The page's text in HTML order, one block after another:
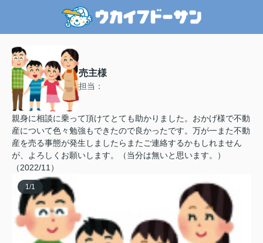
売主様
担当：
親身に相談に乗って頂けてとても助かりました。おかげ様で不動
産について色々勉強もできたので良かったです。万が一また不動
産を売る事態が発生しましたらまたご連絡するかもしれません
が、よろしくお願いします。（当分は無いと思います。）
（2022/11）
1/1